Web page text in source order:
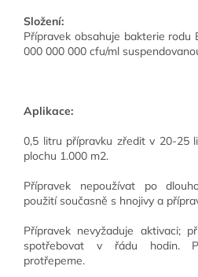
Složení:
Přípravek obsahuje bakterie
000 000 000 cfu/ml
Aplikace:
0,5 litru přípravku zředit v 20-25
plochu 1.000 m2.
Přípravek nepoužívat po
použití současně s hnojivy a
Přípravek nevyžaduje aktivaci;
spotřebovat v řádu hodin.
protřepeme.